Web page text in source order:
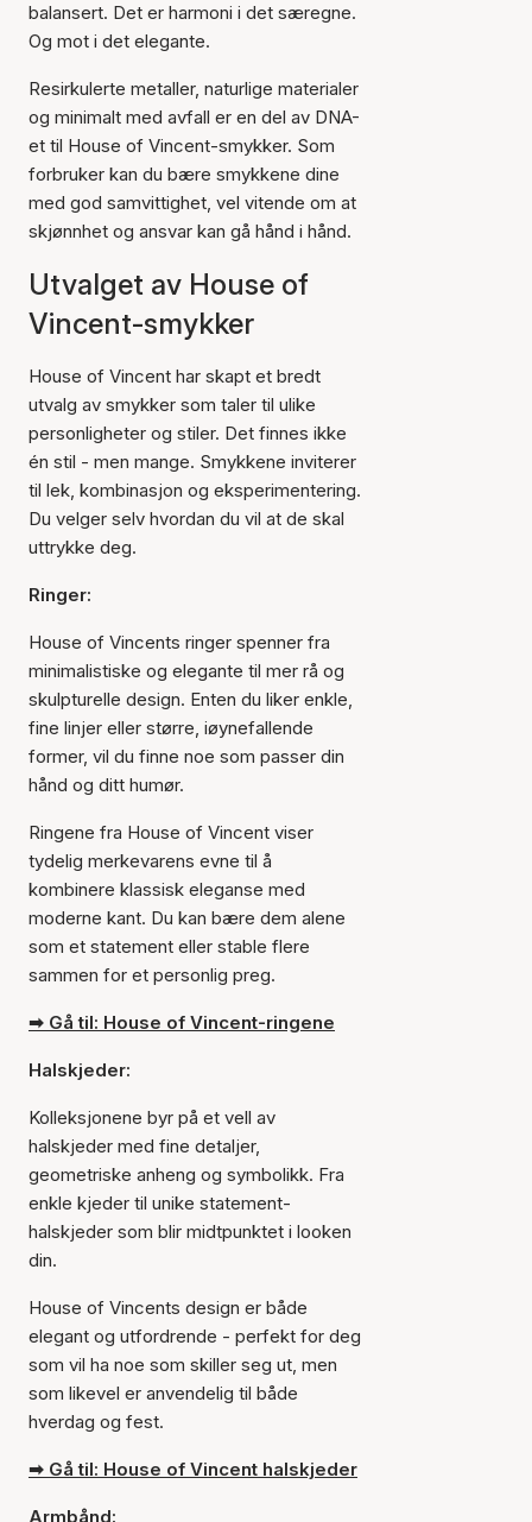
balansert. Det er harmoni i det særegne.
Og mot i det elegante.
Resirkulerte metaller, naturlige materialer
og minimalt med avfall er en del av DNA-
et til House of Vincent-smykker. Som
forbruker kan du bære smykkene dine
med god samvittighet, vel vitende om at
skjønnhet og ansvar kan gå hånd i hånd.
Utvalget av House of
Vincent-smykker
House of Vincent har skapt et bredt
utvalg av smykker som taler til ulike
personligheter og stiler. Det finnes ikke
én stil - men mange. Smykkene inviterer
til lek, kombinasjon og eksperimentering.
Du velger selv hvordan du vil at de skal
uttrykke deg.
Ringer:
House of Vincents ringer spenner fra
minimalistiske og elegante til mer rå og
skulpturelle design. Enten du liker enkle,
fine linjer eller større, iøynefallende
former, vil du finne noe som passer din
hånd og ditt humør.
Ringene fra House of Vincent viser
tydelig merkevarens evne til å
kombinere klassisk eleganse med
moderne kant. Du kan bære dem alene
som et statement eller stable flere
sammen for et personlig preg.
➡ Gå til: House of Vincent-ringene
Halskjeder:
Kolleksjonene byr på et vell av
halskjeder med fine detaljer,
geometriske anheng og symbolikk. Fra
enkle kjeder til unike statement-
halskjeder som blir midtpunktet i looken
din.
House of Vincents design er både
elegant og utfordrende - perfekt for deg
som vil ha noe som skiller seg ut, men
som likevel er anvendelig til både
hverdag og fest.
➡ Gå til: House of Vincent halskjeder
Armbånd: